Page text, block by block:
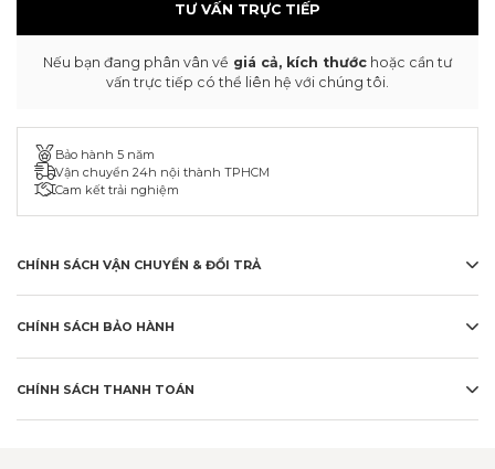
TƯ VẤN TRỰC TIẾP
Nếu bạn đang phân vân về giá cả, kích thước hoặc cần tư
vấn trực tiếp có thể liên hệ với chúng tôi.
Bảo hành 5 năm
Vận chuyển 24h nội thành TPHCM
Cam kết trải nghiệm
CHÍNH SÁCH VẬN CHUYỂN & ĐỔI TRẢ
CHÍNH SÁCH BẢO HÀNH
CHÍNH SÁCH THANH TOÁN